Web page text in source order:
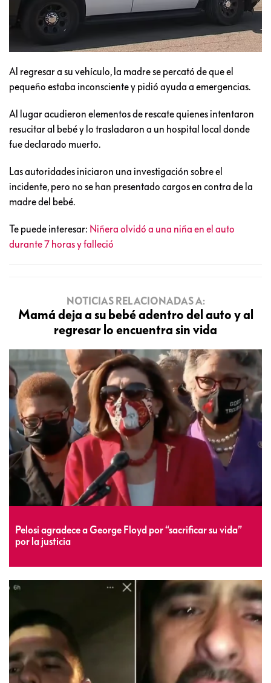
Al regresar a su vehículo, la madre se percató de que el
pequeño estaba inconsciente y pidió ayuda a emergencias.
Al lugar acudieron elementos de rescate quienes intentaron
resucitar al bebé y lo trasladaron a un hospital local donde
fue declarado muerto.
Las autoridades iniciaron una investigación sobre el
incidente, pero no se han presentado cargos en contra de la
madre del bebé.
Te puede interesar: Niñera olvidó a una niña en el auto
durante 7 horas y falleció
NOTICIAS RELACIONADAS A:
Mamá deja a su bebé adentro del auto y al
regresar lo encuentra sin vida
Pelosi agradece a George Floyd por “sacrificar su vida”
por la justicia